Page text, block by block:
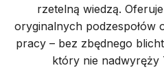
rzetelną wiedzą.
oryginalnych
pracy – bez zbędnego
który nie nadwyręży